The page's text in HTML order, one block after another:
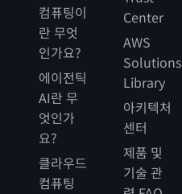
컴퓨팅이
란 무엇
인가요?
에이전틱
AI란 무
엇인가
요?
클라우드
컴퓨팅
Center
AWS
Solutions
Library
아키텍처
센터
제품 및
기술 관